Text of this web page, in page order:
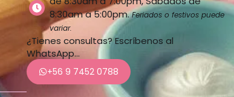
8:30am a 5:00pm.Feriados o festivos puede
variar.
¿Tienes consultas? Escríbenos al
WhatsApp…
+56 9 7452 0788